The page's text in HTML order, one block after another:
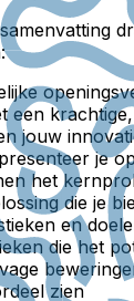
een
jouw
je
het
die je
en
die het
zien